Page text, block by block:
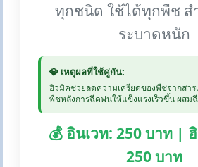
ทุกชนิด ใช้ได้ทุกพืช ส
ระบาดหนัก
💎 เหตุผลที่ใช้คู่กัน:
ฮิวมิคช่วยลดความเครียดของพืชจากสา
พืชหลังการฉีดพ่นให้แข็งแรงเร็วขึ้น ผสม
💰 อินเวท: 250 บาท |
250 บาท